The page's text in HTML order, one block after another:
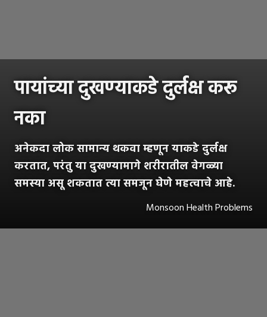
पायांच्या दुखण्याकडे दुर्लक्ष करू
नका
अनेकदा लोक सामान्य थकवा म्हणून याकडे दुर्लक्ष
करतात, परंतु या दुखण्यामागे शरीरातील वेगळ्या
समस्या असू शकतात त्या समजून घेणे महत्वाचे आहे.
Monsoon Health Problems